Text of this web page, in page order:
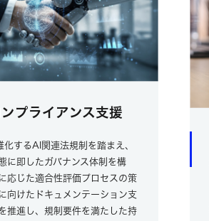
プライアンス支援
化するAI関連法規制を踏まえ、
に即したガバナンス体制を構
応じた適合性評価プロセスの策
向けたドキュメンテーション支
推進し、規制要件を満たした持